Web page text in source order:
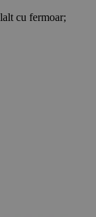
cu fermoar;